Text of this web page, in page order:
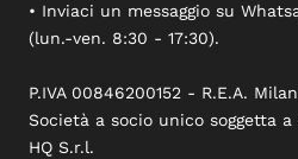
• Inviaci un messaggio su
(lun.-ven. 8:30 - 17:30).
P.IVA 00846200152 - R.E.A.
Società a socio unico soggetta
HQ S.r.l.